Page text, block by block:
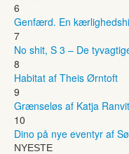
6
Genfærd. En
7
No shit, S 3 – De
8
Habitat af Theis Ørntoft
9
Grænseløs af Katja
10
Dino på nye eventyr af
NYESTE